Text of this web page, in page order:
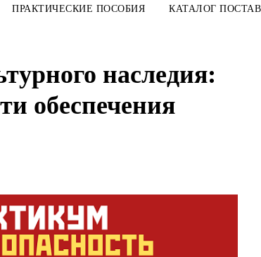
ПРАКТИЧЕСКИЕ ПОСОБИЯ КАТАЛОГ
наследия:
обеспечения